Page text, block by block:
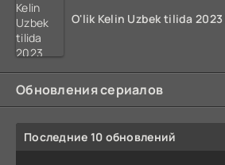
Обновления сериалов
Последние 10 обновлений